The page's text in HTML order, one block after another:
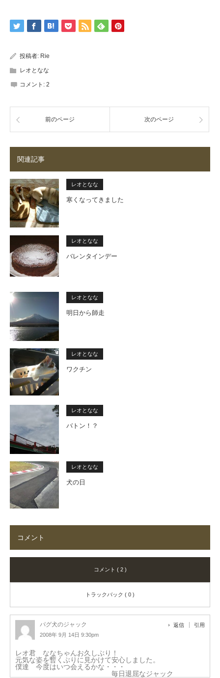
投稿者: Rie
レオとなな
コメント: 2
前のページ 次のページ
関連記事
レオとなな
寒くなってきました
レオとなな
バレンタインデー
レオとなな
明日から師走
レオとなな
ワクチン
レオとなな
バトン！？
レオとなな
犬の日
コメント
コメント ( 2 )
トラックバック ( 0 )
パグ犬のジャック
2008年 9月 14日 9:30pm
返信 引用
レオ君 ななちゃんお久しぶり！
元気な姿を暫くぶりに見かけて安心しました。
僕達 今度はいつ会えるかな・・・
毎日退屈なジャック